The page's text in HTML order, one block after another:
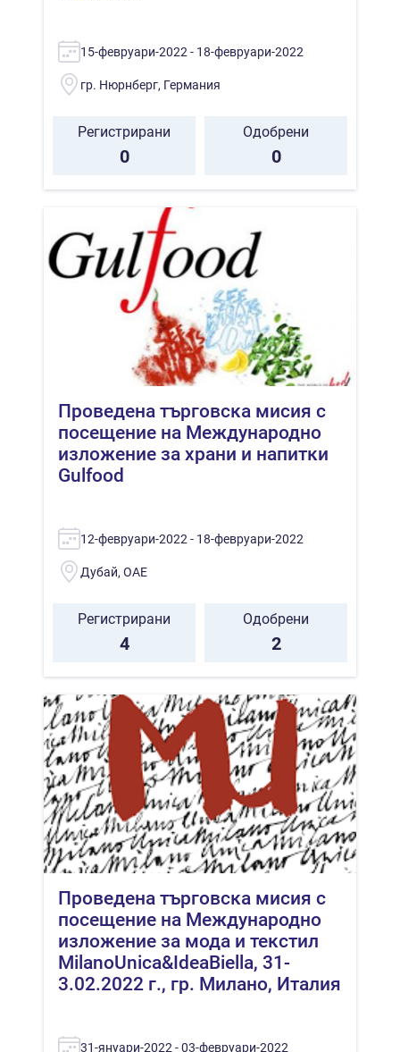
15-февруари-2022 - 18-февруари-2022
гр. Нюрнберг, Германия
Регистрирани
0
Одобрени
0
Проведена търговска мисия с
посещение на Международно
изложение за храни и напитки
Gulfood
12-февруари-2022 - 18-февруари-2022
Дубай, ОАЕ
Регистрирани
4
Одобрени
2
Проведена търговска мисия с
посещение на Международно
изложение за мода и текстил
MilanoUnica&IdeaBiella, 31-
3.02.2022 г., гр. Милано, Италия
31-януари-2022 - 03-февруари-2022